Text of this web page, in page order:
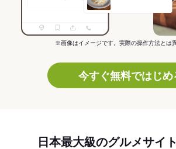
※画像はイメージです。実際の操作方法とは
今すぐ無料ではじめ
日本最大級のグルメサイ